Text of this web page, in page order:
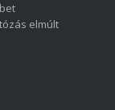
elmúlt